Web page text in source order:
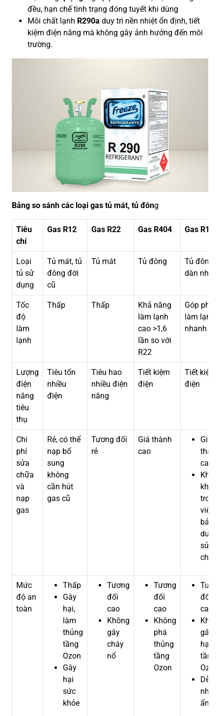
đều, hạn chế tình trạng đóng tuyết khi dùng
Môi chất lạnh R290a duy trì nền nhiệt ổn định, tiết
kiệm điện năng mà không gây ảnh hưởng đến môi
trường.
Bảng so sánh các loại gas tủ mát, tủ đông
Tiêu
chí
Gas R12 Gas R22 Gas R404 Gas
Loại
tủ sử
dụng
Tủ mát, tủ
đông đời
cũ
Tủ mát Tủ đông
Tủ đông
dàn nhôm
Tốc
độ
làm
lạnh
Thấp Thấp
Khả năng
làm lạnh
cao >1,6
lần so với
R22
Góp phần
làm lạnh
nhanh
Lượng
điện
năng
tiêu
thụ
Tiêu tốn
nhiều
điện
Tiêu hao
nhiều điện
năng
Tiết kiệm
điện
Tiết kiệm
điện
Chi
phí
sửa
chữa
và
nạp
gas
Rẻ, có thể
nạp bổ
sung
không
cần hút
gas cũ
Tương đối
rẻ
Giá thành
cao
Giá
thành
cao
Khó
khăn
trong
việc
bảo
sửa
chữa
Mức
độ an
toàn
Thấp
Gây
hại,
làm
thủng
tầng
Ozon
Gây
hại
sức
khỏe
Tương
đối
cao
Không
gây
cháy
nổ
Tương
đối
cao
Không
phá
thủng
tầng
Ozon
đối
cao
gây
hại
tầng
Ozon
Dễ bị
ẩm